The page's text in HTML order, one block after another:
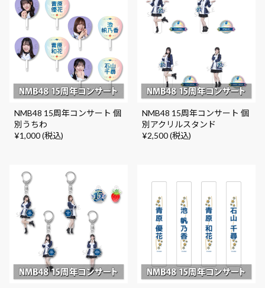
NMB48 15周年コンサート 個
別うちわ
¥1,000 (税込)
NMB48 15周年コンサート 個
別アクリルスタンド
¥2,500 (税込)